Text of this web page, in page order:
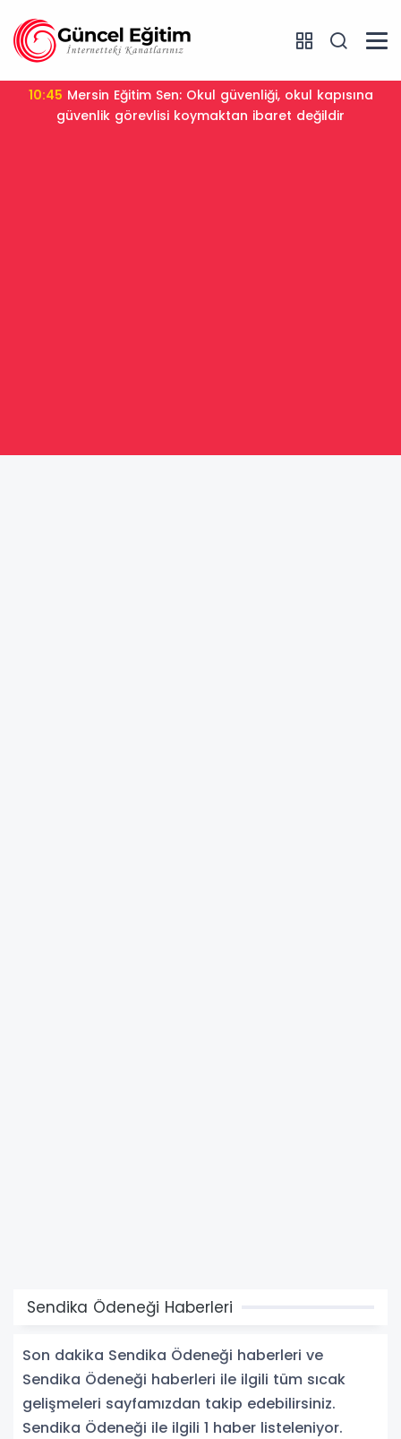
10:45
güvenlik görevlisi koymaktan ibaret değildir
Sendika Ödeneği Haberleri
Son dakika Sendika Ödeneği haberleri ve
Sendika Ödeneği haberleri ile ilgili tüm sıcak
gelişmeleri sayfamızdan takip edebilirsiniz.
Sendika Ödeneği ile ilgili 1 haber listeleniyor.